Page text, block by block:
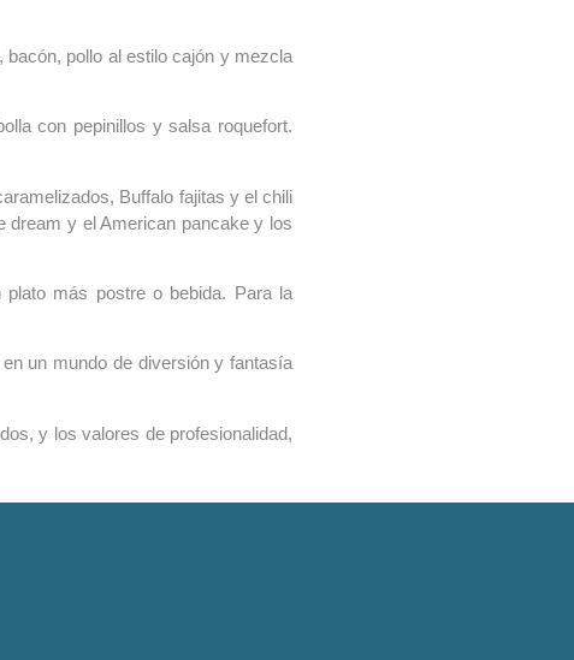
pollo al estilo cajón y mezcla
con pepinillos y salsa roquefort.
Buffalo fajitas y el chili
dream y el American pancake y los
más postre o bebida. Para la
un mundo de diversión y fantasía
y los valores de profesionalidad,